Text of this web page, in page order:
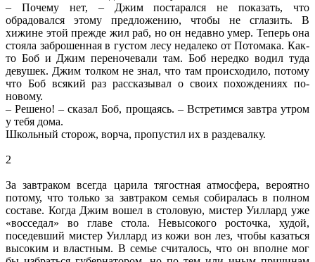
– Почему нет, – Джим постарался не показать, что
обрадовался этому предложению, чтобы не сглазить. В
хижине этой прежде жил раб, но он недавно умер. Теперь она
стояла заброшенная в густом лесу недалеко от Потомака. Как-
то Боб и Джим переночевали там. Боб нередко водил туда
девушек. Джим толком не знал, что там происходило, потому
что Боб всякий раз рассказывал о своих похождениях по-
новому.
– Решено! – сказал Боб, прощаясь. – Встретимся завтра утром
у тебя дома.
Школьный сторож, ворча, пропустил их в раздевалку.
2
За завтраком всегда царила тягостная атмосфера, вероятно
потому, что только за завтраком семья собиралась в полном
составе. Когда Джим вошел в столовую, мистер Уиллард уже
«восседал» во главе стола. Невысокого росточка, худой,
поседевший мистер Уиллард из кожи вон лез, чтобы казаться
высоким и властным. В семье считалось, что он вполне мог